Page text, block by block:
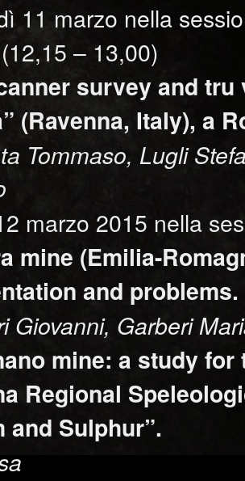
11 marzo nella
– 13,00)
survey and
(Ravenna, Italy), a
Tommaso, Lugli
marzo 2015 nella
mine (Emilia-
and problems.
Giovanni, Garberi
mine: a study
Regional
and Sulphur”.